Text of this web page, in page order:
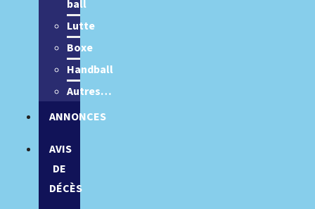
ball
Lutte
Boxe
Handball
Autres…
ANNONCES
AVIS
DE
DÉCÈS